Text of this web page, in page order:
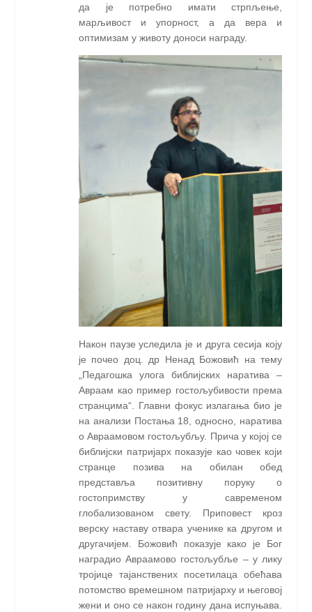
да је потребно имати стрпљење,
марљивост и упорност, а да вера и
оптимизам у животу доноси награду.
Након паузе уследила је и друга сесија коју
је почео доц. др Ненад Божовић на тему
„Педагошка улога библијских наратива –
Аврaам као пример гостољубивости према
странцима“. Главни фокус излагања био је
на анализи Постања 18, односно, наратива
о Аврaамовом гостољубљу. Прича у којој се
библијски патријарх показује као човек који
странце позива на обилан обед
представља позитивну поруку о
гостопримству у савременом
глобализованом свету. Приповест кроз
верску наставу отвара ученике ка другом и
другачијем. Божовић показује како је Бог
наградио Авраaмово гостољубље – у лику
тројице тајанствених посетилаца обећава
потомство времешном патријарху и његовој
жени и оно се након годину дана испуњава.